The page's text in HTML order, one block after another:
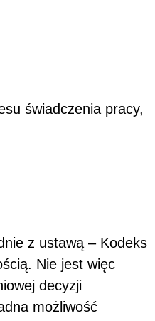
świadczenia pracy,
z ustawą – Kodeks
Nie jest więc
decyzji
możliwość